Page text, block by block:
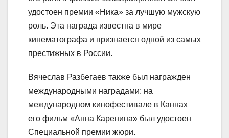
удостоен премии «Ника» за лучшую мужскую
роль. Эта награда известна в мире
кинематографа и признается одной из самых
престижных в России.
Вячеслав Разбегаев также был награжден
международными наградами: на
международном кинофестивале в Каннах
его фильм «Анна Каренина» был удостоен
Специальной премии жюри.